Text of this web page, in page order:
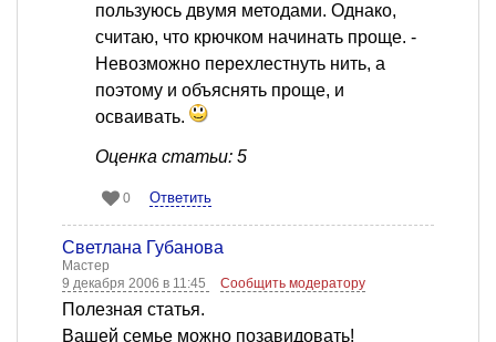
пользуюсь двумя методами. Однако,
считаю, что крючком начинать проще. -
Невозможно перехлестнуть нить, а
поэтому и объяснять проще, и
осваивать.
Оценка статьи: 5
0 Ответить
Светлана Губанова
Мастер
9 декабря 2006 в 11:45
Сообщить модератору
Полезная статья.
Вашей семье можно позавидовать!